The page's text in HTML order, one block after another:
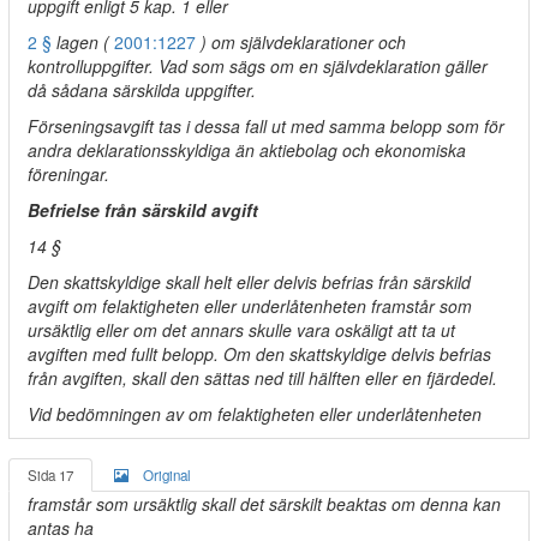
uppgift enligt 5 kap. 1 eller
2 § lagen ( 2001:1227 ) om självdeklarationer och
kontrolluppgifter. Vad som sägs om en självdeklaration gäller
då sådana särskilda uppgifter.
Förseningsavgift tas i dessa fall ut med samma belopp som för
andra deklarationsskyldiga än aktiebolag och ekonomiska
föreningar.
Befrielse från särskild avgift
14 §
Den skattskyldige skall helt eller delvis befrias från särskild
avgift om felaktigheten eller underlåtenheten framstår som
ursäktlig eller om det annars skulle vara oskäligt att ta ut
avgiften med fullt belopp. Om den skattskyldige delvis befrias
från avgiften, skall den sättas ned till hälften eller en fjärdedel.
Vid bedömningen av om felaktigheten eller underlåtenheten
Sida 17 Original
framstår som ursäktlig skall det särskilt beaktas om denna kan
antas ha